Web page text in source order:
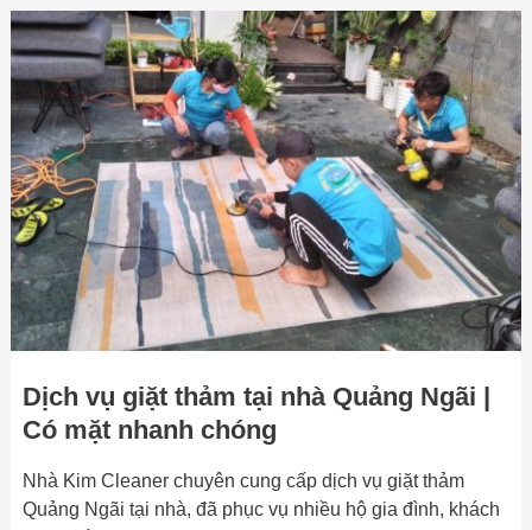
Dịch vụ giặt thảm tại nhà Quảng Ngãi |
Có mặt nhanh chóng
Nhà Kim Cleaner chuyên cung cấp dịch vụ giặt thảm
Quảng Ngãi tại nhà, đã phục vụ nhiều hộ gia đình, khách
Dịch
vụ
giặt
thảm
tại
nhà
Quảng
Ngãi
|
Có
mặt
nhanh